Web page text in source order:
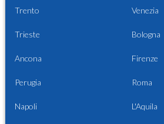
Trento Venezia
Trieste Bologna
Ancona Firenze
Perugia Roma
Napoli L'Aquila